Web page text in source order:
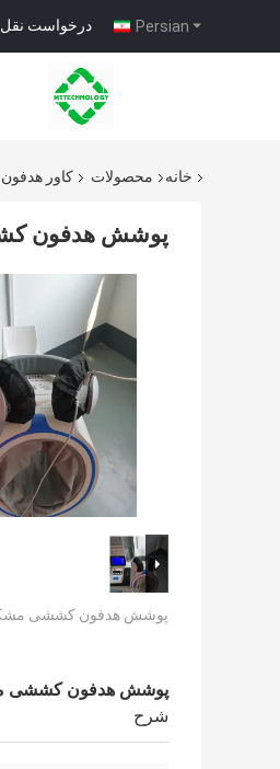
Persian درخواست
خانه محصولات کاور
پوشش هدفون کششی مشکی
پوشش هدفون کششی مشکی 5 اینچی
شرح